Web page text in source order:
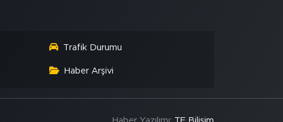
Trafik Durumu
Haber Arşivi